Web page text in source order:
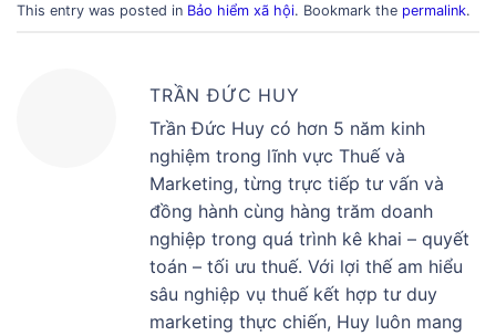
This entry was posted in Bảo hiểm xã hội. Bookmark the permalink.
TRẦN ĐỨC HUY
Trần Đức Huy có hơn 5 năm kinh
nghiệm trong lĩnh vực Thuế và
Marketing, từng trực tiếp tư vấn và
đồng hành cùng hàng trăm doanh
nghiệp trong quá trình kê khai – quyết
toán – tối ưu thuế. Với lợi thế am hiểu
sâu nghiệp vụ thuế kết hợp tư duy
marketing thực chiến, Huy luôn mang